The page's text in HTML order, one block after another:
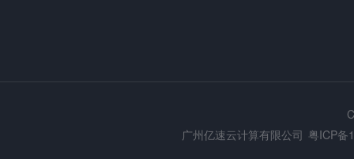
广州亿速云计算有限公司 粤ICP备